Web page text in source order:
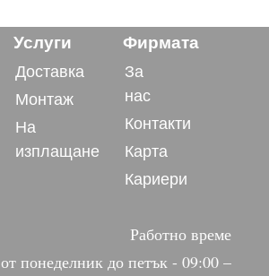
Услуги
Доставка
Монтаж
На
изплащане
Фирмата
За
нас
Контакти
Карта
Кариери
Работно време
от понеделник до петък - 09:00 –